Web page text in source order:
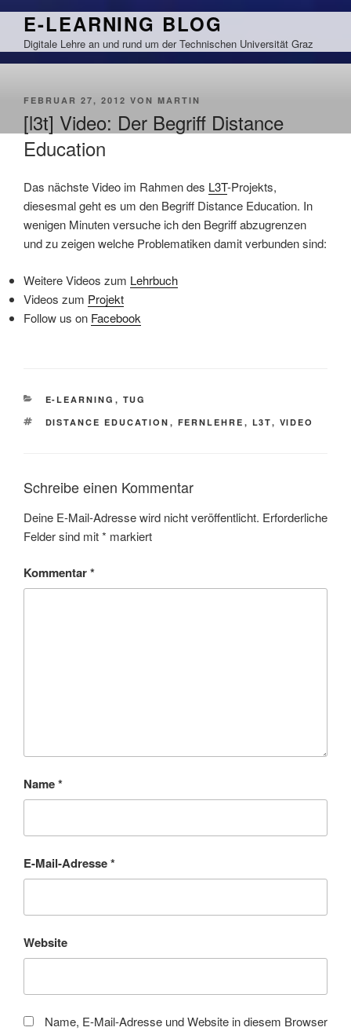
Zum
springen
E-LEARNING BLOG
Digitale Lehre an und rund um der Technischen Universität Graz
VERÖFFENTLICHT
FEBRUAR 27, 2012 VON MARTIN
[l3t] Video: Der Begriff Distance
Education
Das nächste Video im Rahmen des L3T-Projekts,
diesesmal geht es um den Begriff Distance Education. In
wenigen Minuten versuche ich den Begriff abzugrenzen
und zu zeigen welche Problematiken damit verbunden sind:
Weitere Videos zum Lehrbuch
Videos zum Projekt
Follow us on Facebook
KATEGORIEN
E-LEARNING , TUG
SCHLAGWÖRTER
DISTANCE EDUCATION , FERNLEHRE , L3T, VIDEO
Schreibe einen Kommentar
Deine E-Mail-Adresse wird nicht veröffentlicht. Erforderliche
Felder sind mit* markiert
Kommentar*
Name*
E-Mail-Adresse*
Website
Name, E-Mail-Adresse und Website in diesem Browser